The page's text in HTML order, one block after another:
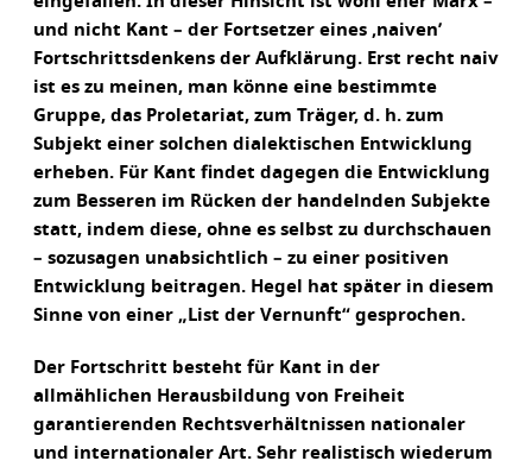
und nicht Kant – der Fortsetzer eines ‚naiven’
Fortschrittsdenkens der Aufklärung. Erst recht naiv
ist es zu meinen, man könne eine bestimmte
Gruppe, das Proletariat, zum Träger, d. h. zum
Subjekt einer solchen dialektischen Entwicklung
erheben. Für Kant findet dagegen die Entwicklung
zum Besseren im Rücken der handelnden Subjekte
statt, indem diese, ohne es selbst zu durchschauen
– sozusagen unabsichtlich – zu einer positiven
Entwicklung beitragen. Hegel hat später in diesem
Sinne von einer „List der Vernunft“ gesprochen.
Der Fortschritt besteht für Kant in der
allmählichen Herausbildung von Freiheit
garantierenden Rechtsverhältnissen nationaler
und internationaler Art. Sehr realistisch wiederum